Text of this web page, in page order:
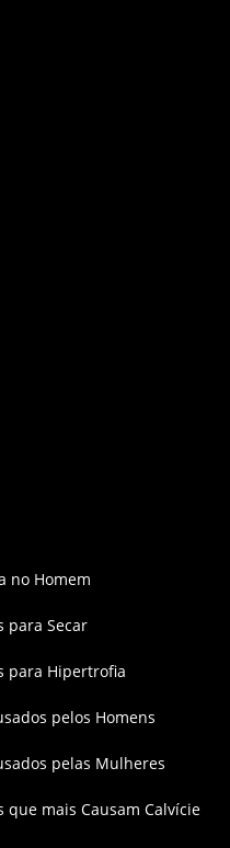
no Homem
para Secar
para Hipertrofia
pelos Homens
pelas Mulheres
que mais Causam Calvície